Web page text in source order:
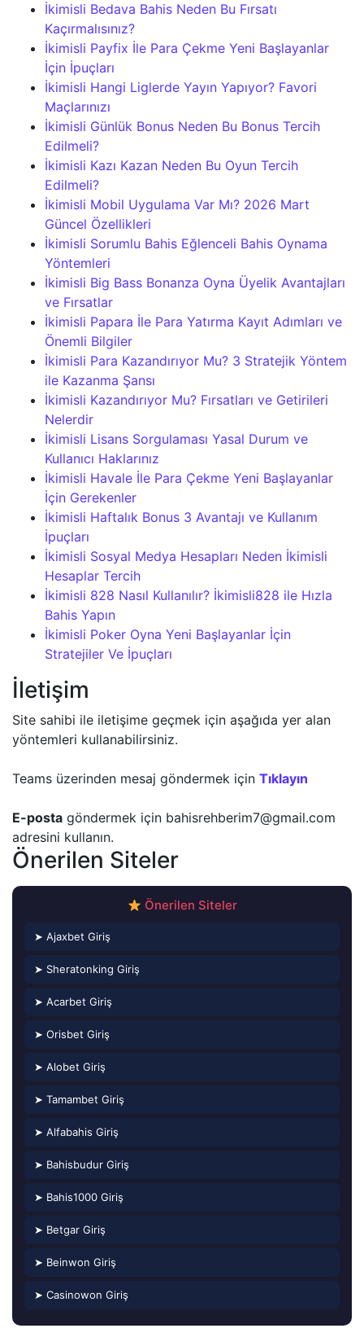
İkimisli Bedava Bahis Neden Bu Fırsatı
Kaçırmalısınız?
İkimisli Payfix İle Para Çekme Yeni Başlayanlar
İçin İpuçları
İkimisli Hangi Liglerde Yayın Yapıyor? Favori
Maçlarınızı
İkimisli Günlük Bonus Neden Bu Bonus Tercih
Edilmeli?
İkimisli Kazı Kazan Neden Bu Oyun Tercih
Edilmeli?
İkimisli Mobil Uygulama Var Mı? 2026 Mart
Güncel Özellikleri
İkimisli Sorumlu Bahis Eğlenceli Bahis Oynama
Yöntemleri
İkimisli Big Bass Bonanza Oyna Üyelik Avantajları
ve Fırsatlar
İkimisli Papara İle Para Yatırma Kayıt Adımları ve
Önemli Bilgiler
İkimisli Para Kazandırıyor Mu? 3 Stratejik Yöntem
ile Kazanma Şansı
İkimisli Kazandırıyor Mu? Fırsatları ve Getirileri
Nelerdir
İkimisli Lisans Sorgulaması Yasal Durum ve
Kullanıcı Haklarınız
İkimisli Havale İle Para Çekme Yeni Başlayanlar
İçin Gerekenler
İkimisli Haftalık Bonus 3 Avantajı ve Kullanım
İpuçları
İkimisli Sosyal Medya Hesapları Neden İkimisli
Hesaplar Tercih
İkimisli 828 Nasıl Kullanılır? İkimisli828 ile Hızla
Bahis Yapın
İkimisli Poker Oyna Yeni Başlayanlar İçin
Stratejiler Ve İpuçları
İletişim
Site sahibi ile iletişime geçmek için aşağıda yer alan
yöntemleri kullanabilirsiniz.
Teams üzerinden mesaj göndermek için Tıklayın
E-posta göndermek için bahisrehberim7@gmail.com
adresini kullanın.
Önerilen Siteler
Önerilen Siteler
➤ Ajaxbet Giriş
➤ Sheratonking Giriş
➤ Acarbet Giriş
➤ Orisbet Giriş
➤ Alobet Giriş
➤ Tamambet Giriş
➤ Alfabahis Giriş
➤ Bahisbudur Giriş
➤ Bahis1000 Giriş
➤ Betgar Giriş
➤ Beinwon Giriş
➤ Casinowon Giriş